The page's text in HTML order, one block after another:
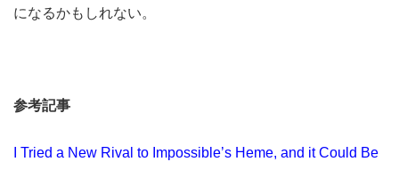
になるかもしれない。
参考記事
I Tried a New Rival to Impossible’s Heme, and it Could Be